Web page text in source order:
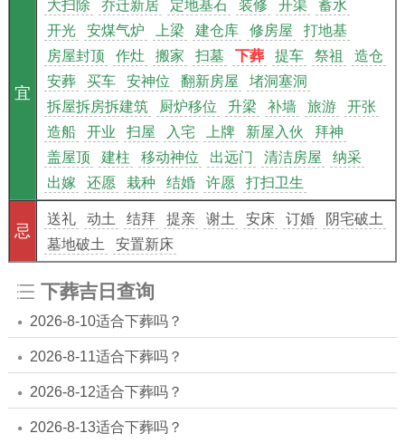
宜
大扫除 乔迁新居 定地基石 装修 开渠
蓄水
开光
安煤气炉 上梁 建仓库 修房屋
打地基
房屋封顶
作灶 搬家 扫墓 下葬 提车 祭祖
造仓
安葬
买车 安神位 翻新房屋
堵洞塞洞
拆屋拆房拆建筑
厨炉移位 升梁 补墙 旅游
开张
造船
开业 扫屋 入宅 上牌 新屋入伙
拜神
盖屋顶
建柱 移动神位 出远门 清洁房屋
纳采
出嫁
还愿 栽种 结婚 许愿 打扫卫生
忌
送礼 动土 结拜 提亲 谢土 安床 订婚
阴宅破土
墓地破土
安置新床
下葬吉日查询
2026-8-10适合下葬吗？
2026-8-11适合下葬吗？
2026-8-12适合下葬吗？
2026-8-13适合下葬吗？